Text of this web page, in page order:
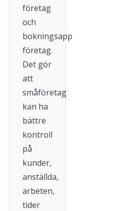
företag
och
bokningsapp
företag.
Det gör
att
småföretag
kan ha
bättre
kontroll
på
kunder,
anställda,
arbeten,
tider